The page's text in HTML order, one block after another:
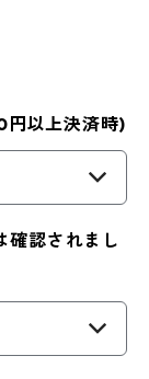
以上決済時)
確認されまし